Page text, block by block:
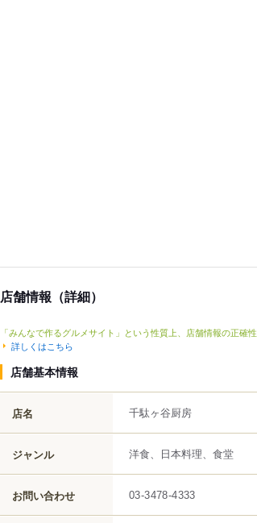
店舗情報（詳細）
「みんなで作るグルメサイト」という性質上、店舗情報の正確
詳しくはこちら
店舗基本情報
店名 千駄ヶ谷厨房
ジャンル 洋食、日本料理、食堂
お問い合わせ 03-3478-4333